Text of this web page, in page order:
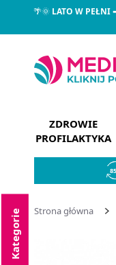
🌴🌞LATO W PEŁNI
ZDROWIE
PROFILAKTYKA
Strona główna
Kategorie